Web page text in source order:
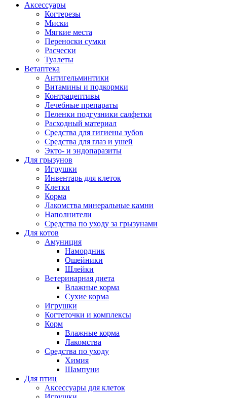
Аксессуары
Когтерезы
Миски
Мягкие места
Переноски сумки
Расчески
Туалеты
Ветаптека
Антигельминтики
Витамины и подкормки
Контрацептивы
Лечебные препараты
Пеленки подгузники салфетки
Расходный материал
Средства для гигиены зубов
Средства для глаз и ушей
Экто- и эндопаразиты
Для грызунов
Игрушки
Инвентарь для клеток
Клетки
Корма
Лакомства минеральные камни
Наполнители
Средства по уходу за грызунами
Для котов
Амуниция
Намордник
Ошейники
Шлейки
Ветеринарная диета
Влажные корма
Сухие корма
Игрушки
Когтеточки и комплексы
Корм
Влажные корма
Лакомства
Средства по уходу
Химия
Шампуни
Для птиц
Аксессуары для клеток